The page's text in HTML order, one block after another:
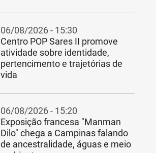
06/08/2026 - 15:30
Centro POP Sares II promove
atividade sobre identidade,
pertencimento e trajetórias de
vida
06/08/2026 - 15:20
Exposição francesa "Manman
Dilo" chega a Campinas falando
de ancestralidade, águas e meio